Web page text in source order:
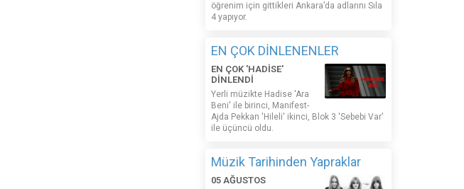
öğrenim için gittikleri Ankara’da adlarını Sıla
4 yapıyor.
EN ÇOK DİNLENENLER
EN ÇOK 'HADİSE'
DİNLENDİ
Yerli müzikte Hadise 'Ara
Beni' ile birinci, Manifest-
Ajda Pekkan 'Hileli' ikinci, Blok 3 'Sebebi Var'
ile üçüncü oldu.
Müzik Tarihinden Yapraklar
05 AĞUSTOS